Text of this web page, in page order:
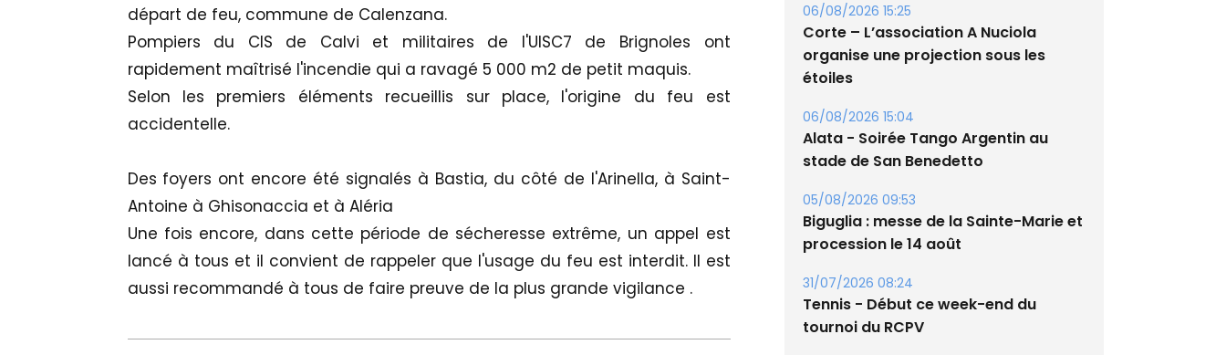
départ de feu, commune de Calenzana.
Pompiers du CIS de Calvi et militaires de l'UISC7 de Brignoles ont
rapidement maîtrisé l'incendie qui a ravagé 5 000 m2 de petit maquis.
Selon les premiers éléments recueillis sur place, l'origine du feu est
accidentelle.
Des foyers ont encore été signalés à Bastia, du côté de l'Arinella, à Saint-
Antoine à Ghisonaccia et à Aléria
Une fois encore, dans cette période de sécheresse extrême, un appel est
lancé à tous et il convient de rappeler que l'usage du feu est interdit. Il est
aussi recommandé à tous de faire preuve de la plus grande vigilance .
06/08/2026 15:25
Corte – L’association A Nuciola
organise une projection sous les
étoiles
06/08/2026 15:04
Alata - Soirée Tango Argentin au
stade de San Benedetto
05/08/2026 09:53
Biguglia : messe de la Sainte-Marie et
procession le 14 août
31/07/2026 08:24
Tennis - Début ce week-end du
tournoi du RCPV